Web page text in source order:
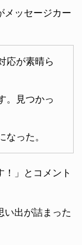
メッセージカー
応が素晴ら
。見つかっ
なった。
！」とコメント
い出が詰まった